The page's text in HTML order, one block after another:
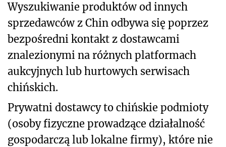
Wyszukiwanie produktów od innych
sprzedawców z Chin odbywa się poprzez
bezpośredni kontakt z dostawcami
znalezionymi na różnych platformach
aukcyjnych lub hurtowych serwisach
chińskich.
Prywatni dostawcy to chińskie podmioty
(osoby fizyczne prowadzące działalność
gospodarczą lub lokalne firmy), które nie